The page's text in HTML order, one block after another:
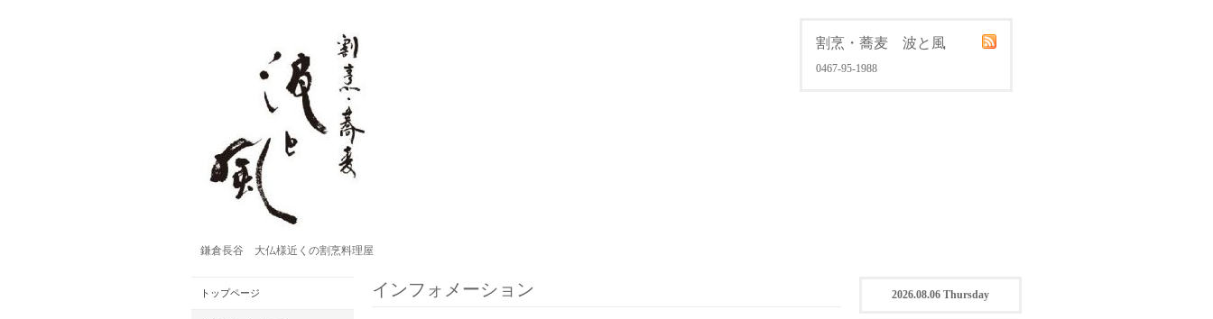
割烹・蕎麦 波と風
0467-95-1988
鎌倉長谷 大仏様近くの割烹料理屋
インフォメーション
トップページ 2026.08.06 Thursday